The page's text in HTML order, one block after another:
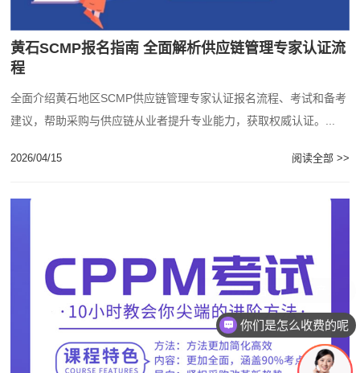
黄石SCMP报名指南 全面解析供应链管理专家认证流
程
全面介绍黄石地区SCMP供应链管理专家认证报名流程、考试和备考
建议，帮助采购与供应链从业者提升专业能力，获取权威认证。...
2026/04/15 阅读全部 >>
你们是怎么收费的呢